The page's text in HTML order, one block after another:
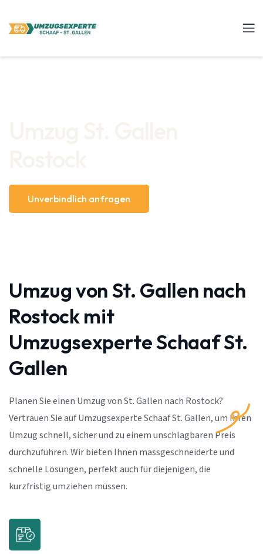
Unverbindlich anfragen
Umzug von St. Gallen nach
Rostock mit
Umzugsexperte Schaaf St.
Gallen
Planen Sie einen Umzug von St. Gallen nach Rostock?
Vertrauen Sie auf Umzugsexperte Schaaf St. Gallen, um Ihren
Umzug schnell, sicher und zu einem unschlagbaren Preis
durchzuführen. Wir bieten Ihnen massgeschneiderte und
schnelle Lösungen, perfekt auch für diejenigen, die
kurzfristig umziehen müssen.